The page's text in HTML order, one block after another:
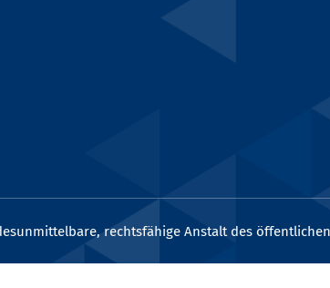
rechtsfähige Anstalt des